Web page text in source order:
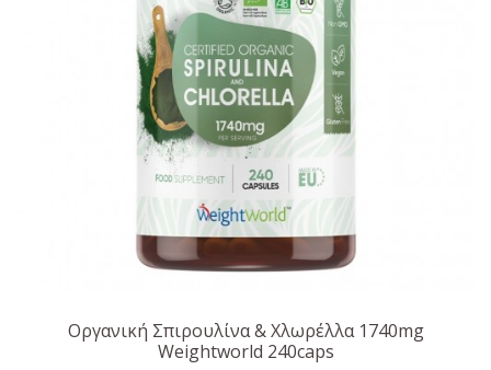
Οργανική Σπιρουλίνα & Χλωρέλλα 1740mg
Weightworld 240caps